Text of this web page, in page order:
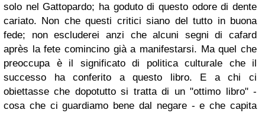
solo nel Gattopardo; ha goduto di questo odore di dente
cariato. Non che questi critici siano del tutto in buona
fede; non escluderei anzi che alcuni segni di cafard
après la fete comincino già a manifestarsi. Ma quel che
preoccupa è il significato di politica culturale che il
successo ha conferito a questo libro. E a chi ci
obiettasse che dopotutto si tratta di un "ottimo libro" -
cosa che ci guardiamo bene dal negare - e che capita